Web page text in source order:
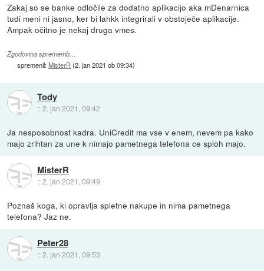
Zakaj so se banke odločile za dodatno aplikacijo aka mDenarnica
tudi meni ni jasno, ker bi lahkk integrirali v obstoječe aplikacije.
Ampak očitno je nekaj druga vmes.
Zgodovina sprememb…
spremenil:MisterR (2. jan 2021 ob 09:34)
Tody
::2. jan 2021, 09:42
Ja nesposobnost kadra. UniCredit ma vse v enem, nevem pa kako
majo zrihtan za une k nimajo pametnega telefona ce sploh majo.
MisterR
::2. jan 2021, 09:49
Poznaš koga, ki opravlja spletne nakupe in nima pametnega
telefona? Jaz ne.
Peter28
::2. jan 2021, 09:53